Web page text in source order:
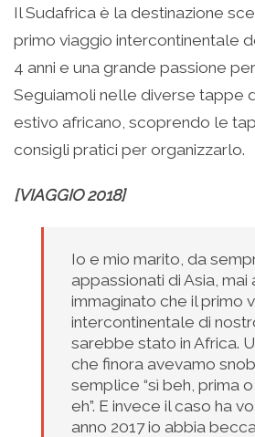
su
Facebook
apre
una
nuova
finestra)
condividere
su
Twitter
(Si
apre
in
una
nuova
finestra)
condividere
su
(Si
in
una
nuova
finestra)
condividere
su
LinkedIn
(Si
in
una
nuova
finestra)
(Si
apre
in
nuova
finestra)
Il Sudafrica è la destinazione
primo viaggio intercontinentale
4 anni e una grande passione
Seguiamoli nelle diverse tappe
estivo africano, scoprendo le
consigli pratici per organizzarlo.
[VIAGGIO 2018]
Io e mio marito, da
appassionati di Asia, mai
immaginato che il primo
intercontinentale di
sarebbe stato in Africa.
che finora avevamo
semplice “sì beh, prima
eh”. E invece il caso ha
anno 2017 io abbia